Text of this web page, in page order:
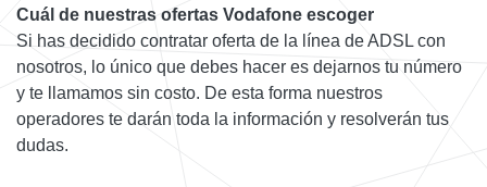
Cuál de nuestras ofertas Vodafone escoger
Si has decidido contratar oferta de la línea de ADSL con
nosotros, lo único que debes hacer es dejarnos tu número
y te llamamos sin costo. De esta forma nuestros
operadores te darán toda la información y resolverán tus
dudas.